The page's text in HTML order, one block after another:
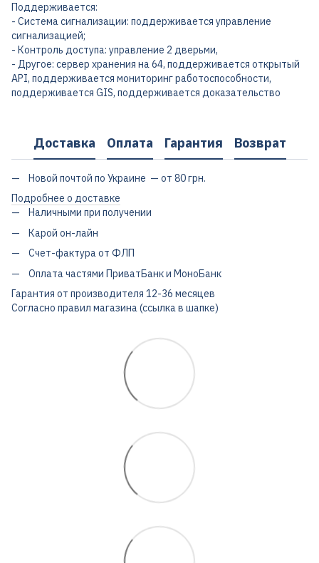
Поддерживается:
- Система сигнализации: поддерживается управление
сигнализацией;
- Контроль доступа: управление 2 дверьми,
- Другое: сервер хранения на 64, поддерживается открытый
API, поддерживается мониторинг работоспособности,
поддерживается GIS, поддерживается доказательство
Доставка Оплата Гарантия Возврат
Новой почтой по Украине — от 80 грн.
Подробнее о доставке
Наличными при получении
Карой он-лайн
Счет-фактура от ФЛП
Оплата частями ПриватБанк и МоноБанк
Гарантия от производителя 12-36 месяцев
Согласно правил магазина (ссылка в шапке)